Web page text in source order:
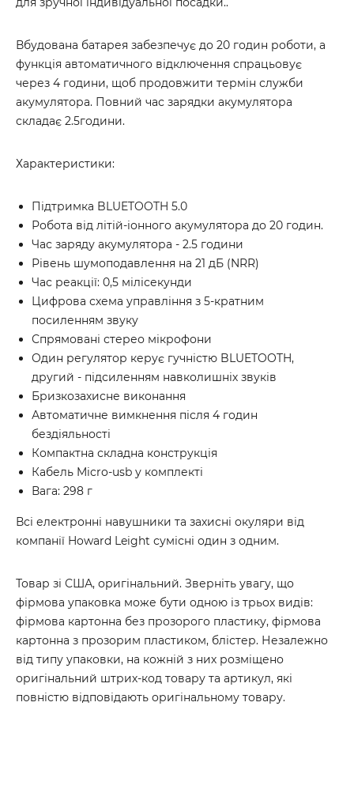
Вбудована батарея забезпечує до 20 годин роботи, а
функція автоматичного відключення спрацьовує
через 4 години, щоб продовжити термін служби
акумулятора. Повний час зарядки акумулятора
складає 2.5години.
Характеристики:
Підтримка BLUETOOTH 5.0
Робота від літій-іонного акумулятора до 20 годин.
Час заряду акумулятора - 2.5 години
Рівень шумоподавлення на 21 дБ (NRR)
Час реакції: 0,5 мілісекунди
Цифрова схема управління з 5-кратним
посиленням звуку
Спрямовані стерео мікрофони
Один регулятор керує гучністю BLUETOOTH,
другий - підсиленням навколишніх звуків
Бризкозахисне виконання
Автоматичне вимкнення після 4 годин
бездіяльності
Компактна складна конструкція
Кабель Micro-usb у комплекті
Вага: 298 г
Всі електронні навушники та захисні окуляри від
компанії Howard Leight сумісні один з одним.
Товар зі США, оригінальний. Зверніть увагу, що
фірмова упаковка може бути одною із трьох видів:
фірмова картонна без прозорого пластику, фірмова
картонна з прозорим пластиком, блістер. Незалежно
від типу упаковки, на кожній з них розміщено
оригінальний штрих-код товару та артикул, які
повністю відповідають оригінальному товару.